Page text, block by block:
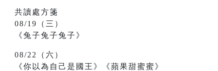
共讀處方箋
08/19（三）
《兔子兔子兔子》
08/22（六）
《你以為自己是國王》《蘋果甜蜜蜜》